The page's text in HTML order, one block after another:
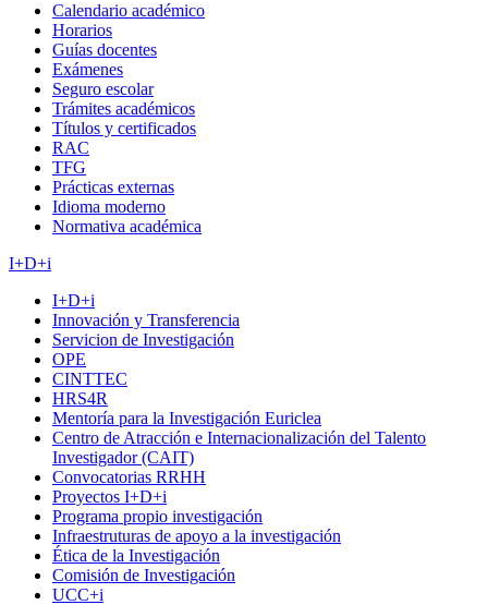
Calendario académico
Horarios
Guías docentes
Exámenes
Seguro escolar
Trámites académicos
Títulos y certificados
RAC
TFG
Prácticas externas
Idioma moderno
Normativa académica
I+D+i
I+D+i
Innovación y Transferencia
Servicion de Investigación
OPE
CINTTEC
HRS4R
Mentoría para la Investigación Euriclea
Centro de Atracción e Internacionalización del Talento
Investigador (CAIT)
Convocatorias RRHH
Proyectos I+D+i
Programa propio investigación
Infraestruturas de apoyo a la investigación
Ética de la Investigación
Comisión de Investigación
UCC+i